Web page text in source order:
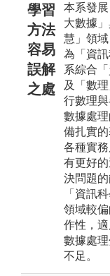
學習
方法
容易
誤解
之處
本系發
大數據
慧」領
為「資
系綜合「
及「數
行數理
數據處
備扎實
各種實務
有更好
決問題
「資訊
領域較
作性，適
數據處
不足。